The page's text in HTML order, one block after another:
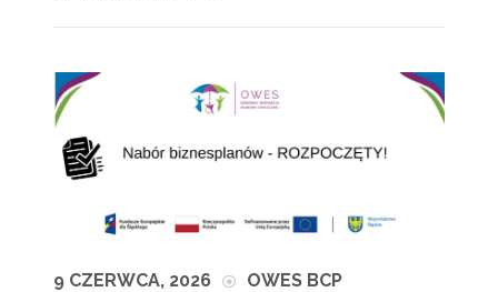
9 CZERWCA, 2026 OWES BCP